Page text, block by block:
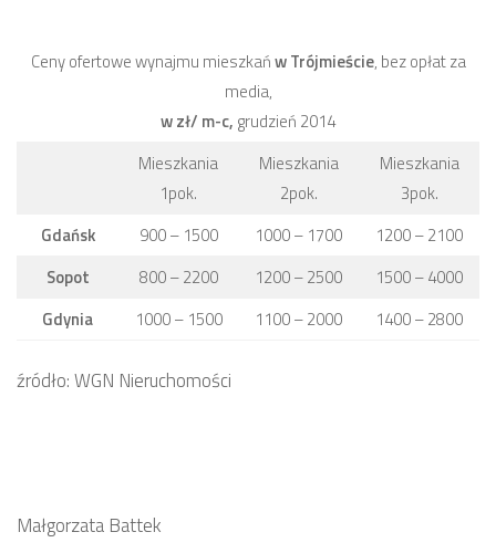
Ceny ofertowe wynajmu mieszkańw Trójmieście, bez opłat za
media,
w zł/ m-c, grudzień 2014
Mieszkania
1pok.
Mieszkania
2pok.
Mieszkania
3pok.
Gdańsk
900 – 1500 1000 – 1700
1200 – 2100
Sopot
800 – 2200 1200 – 2500
1500 – 4000
Gdynia
1000 – 1500 1100 – 2000 1400 – 2800
źródło: WGN Nieruchomości
Małgorzata Battek